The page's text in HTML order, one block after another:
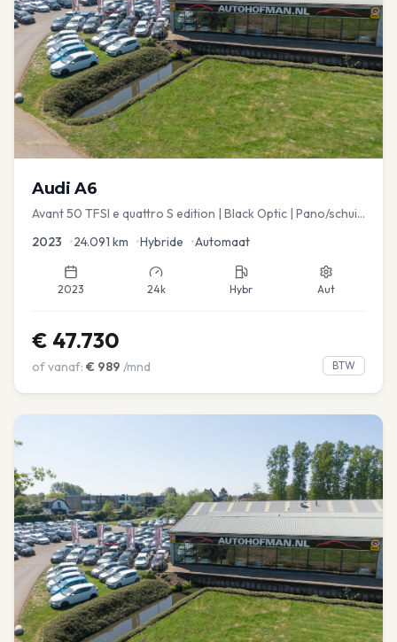
Audi A6
Avant 50 TFSI e quattro S edition | Black Optic | Pano/schuif
2023 •24.091 km •Hybride •Automaat
2023 24k Hybr Aut
€ 47.730
of vanaf: € 989 /mnd BTW